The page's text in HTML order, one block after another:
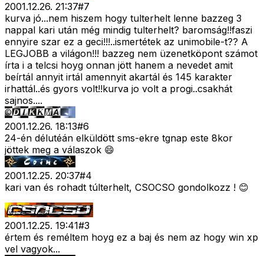
2001.12.26. 21:37#7
kurva jó...nem hiszem hogy tulterhelt lenne bazzeg 3
nappal kari után még mindig tulterhelt? baromság!!faszi
ennyire szar ez a geci!!!..ismertétek az unimobile-t?? A
LEGJOBB a világon!!! bazzeg nem üzenetköpont számot
írta i a telcsi hoyg onnan jött hanem a nevedet amit
beírtál annyit irtál amennyit akartál és 145 karakter
irhattál..és gyors volt!!kurva jo volt a progi..csakhát
sajnos....
2001.12.26. 18:13#6
24-én délutéán elküldött sms-ekre tgnap este 8kor
jöttek meg a válaszok 😄
2001.12.25. 20:37#4
kari van és rohadt túlterhelt, CSOCSO gondolkozz ! 😊
2001.12.25. 19:41#3
értem és reméltem hoyg ez a baj és nem az hogy win xp
vel vagyok...